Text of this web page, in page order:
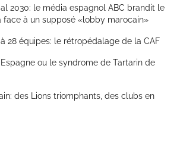
2030: le média espagnol ABC brandit le
face à un supposé «lobby marocain»
28 équipes: le rétropédalage de la CAF
ou le syndrome de Tartarin de
des Lions triomphants, des clubs en